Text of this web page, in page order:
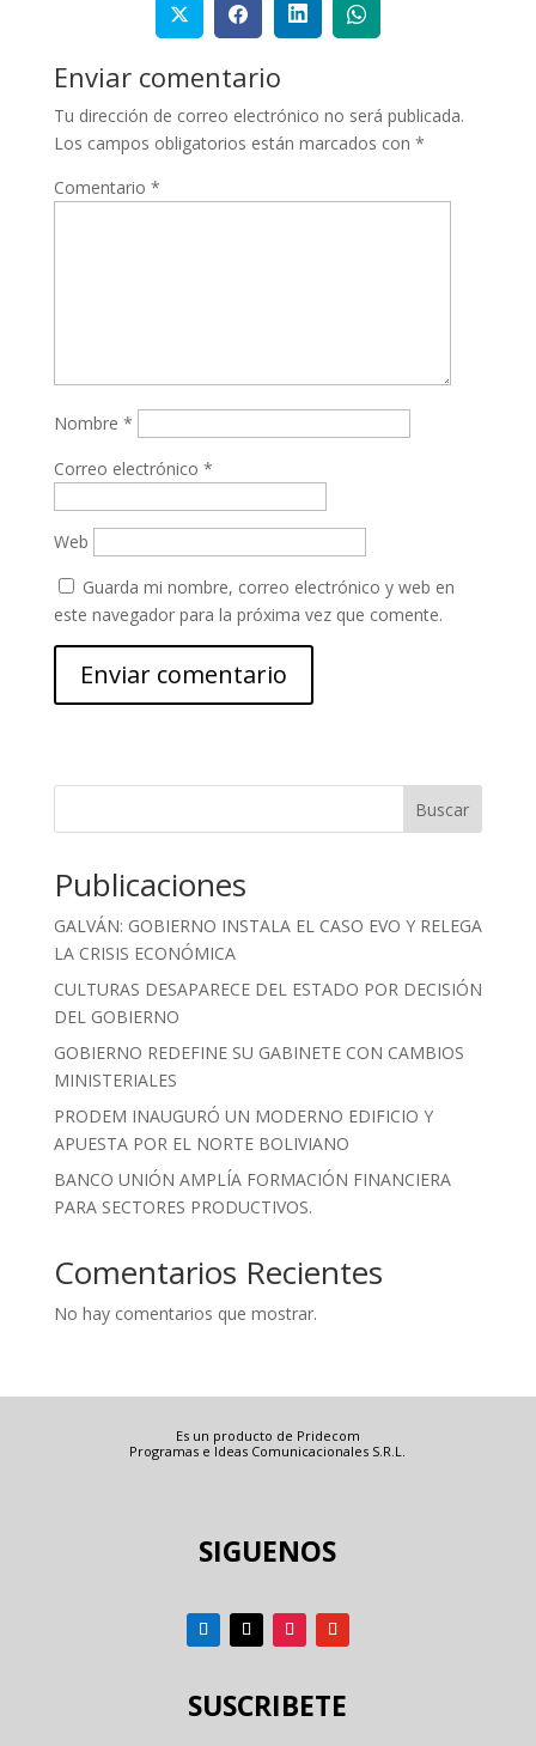
Enviar comentario
Tu dirección de correo electrónico no será publicada.
Los campos obligatorios están marcados con *
Comentario *
Nombre *
Correo electrónico *
Web
Guarda mi nombre, correo electrónico y web en
este navegador para la próxima vez que comente.
Buscar
Publicaciones
GALVÁN: GOBIERNO INSTALA EL CASO EVO Y RELEGA
LA CRISIS ECONÓMICA
CULTURAS DESAPARECE DEL ESTADO POR DECISIÓN
DEL GOBIERNO
GOBIERNO REDEFINE SU GABINETE CON CAMBIOS
MINISTERIALES
PRODEM INAUGURÓ UN MODERNO EDIFICIO Y
APUESTA POR EL NORTE BOLIVIANO
BANCO UNIÓN AMPLÍA FORMACIÓN FINANCIERA
PARA SECTORES PRODUCTIVOS.
Comentarios Recientes
No hay comentarios que mostrar.
Es un producto de Pridecom
Programas e Ideas Comunicacionales S.R.L.
SIGUENOS
SUSCRIBETE